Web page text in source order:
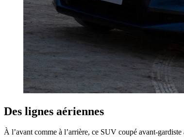
Des lignes aériennes
À l’avant comme à l’arrière, ce SUV coupé avant-